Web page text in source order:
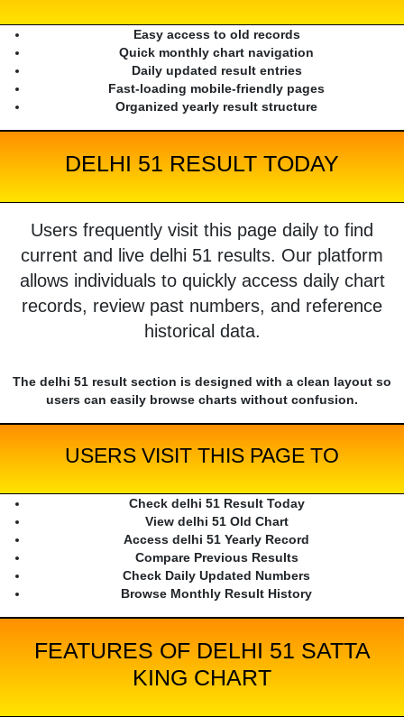
Easy access to old records
Quick monthly chart navigation
Daily updated result entries
Fast-loading mobile-friendly pages
Organized yearly result structure
DELHI 51 RESULT TODAY
Users frequently visit this page daily to find
current and live delhi 51 results. Our platform
allows individuals to quickly access daily chart
records, review past numbers, and reference
historical data.
The delhi 51 result section is designed with a clean layout so
users can easily browse charts without confusion.
USERS VISIT THIS PAGE TO
Check delhi 51 Result Today
View delhi 51 Old Chart
Access delhi 51 Yearly Record
Compare Previous Results
Check Daily Updated Numbers
Browse Monthly Result History
FEATURES OF DELHI 51 SATTA
KING CHART